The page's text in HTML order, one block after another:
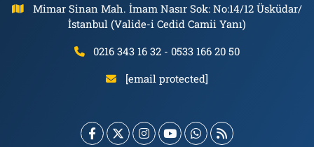
Mimar Sinan Mah. İmam Nasır Sok: No:14/12 Üsküdar/
İstanbul (Valide-i Cedid Camii Yanı)
0216 343 16 32 - 0533 166 20 50
[email protected]